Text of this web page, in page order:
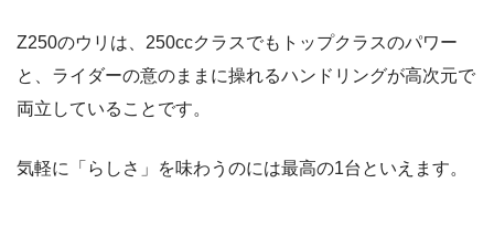
Z250のウリは、250ccクラスでもトップクラスのパワー
と、ライダーの意のままに操れるハンドリングが高次元で
両立していることです。
気軽に「らしさ」を味わうのには最高の1台といえます。